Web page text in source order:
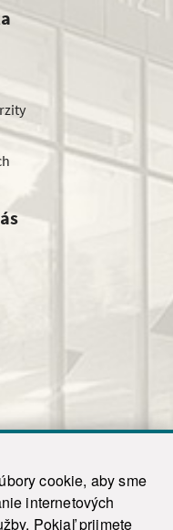
cookie, aby sme
internetových
Pokiaľ prijmete